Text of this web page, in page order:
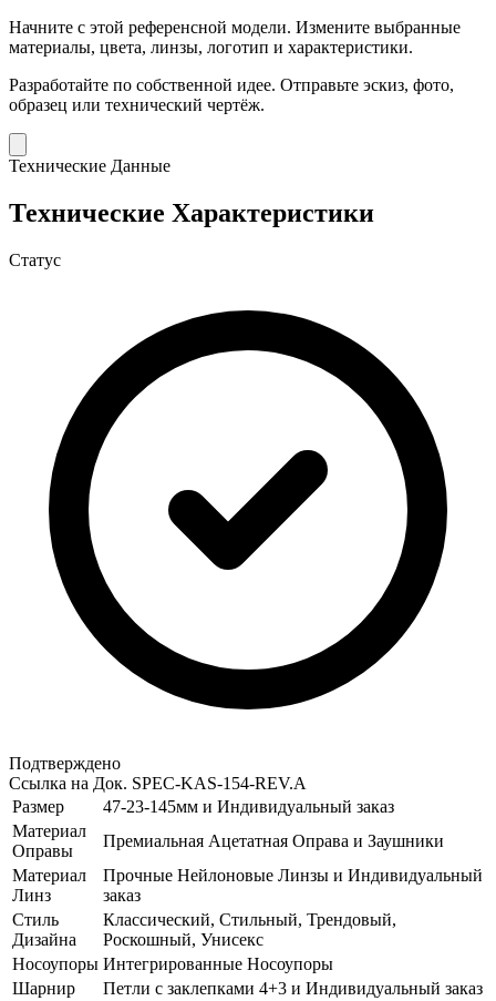
Начните с этой референсной модели. Измените выбранные
материалы, цвета, линзы, логотип и характеристики.
Разработайте по собственной идее. Отправьте эскиз, фото,
образец или технический чертёж.
Технические Данные
Технические Характеристики
Статус
Подтверждено
Ссылка на Док. SPEC-KAS-154-REV.A
Размер
47-23-145мм и Индивидуальный заказ
Материал
Оправы
Премиальная Ацетатная Оправа и Заушники
Материал
Линз
Прочные Нейлоновые Линзы и Индивидуальный
заказ
Стиль
Дизайна
Классический, Стильный, Трендовый,
Роскошный, Унисекс
Носоупоры Интегрированные Носоупоры
Шарнир
Петли с заклепками 4+3 и Индивидуальный заказ